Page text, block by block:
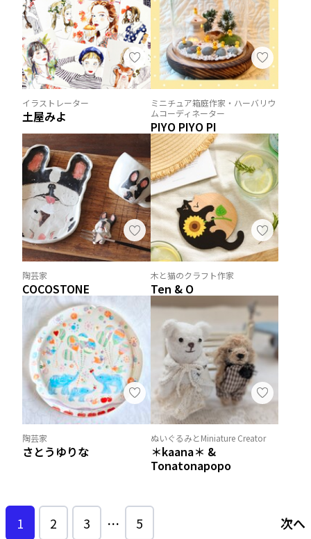
イラストレーター
土屋みよ
ミニチュア箱庭作家・ハーバリウ
ムコーディネーター
PIYO PIYO PI
陶芸家
COCOSTONE
木と猫のクラフト作家
Ten & O
陶芸家
さとうゆりな
ぬいぐるみとMiniature Creator
＊kaana＊ &
Tonatonapopo
1 2 3 … 5 次へ